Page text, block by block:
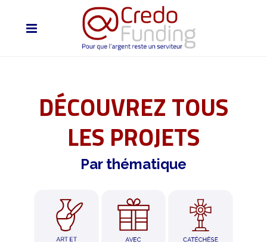
DÉCOUVREZ TOUS
LES PROJETS
Par thématique